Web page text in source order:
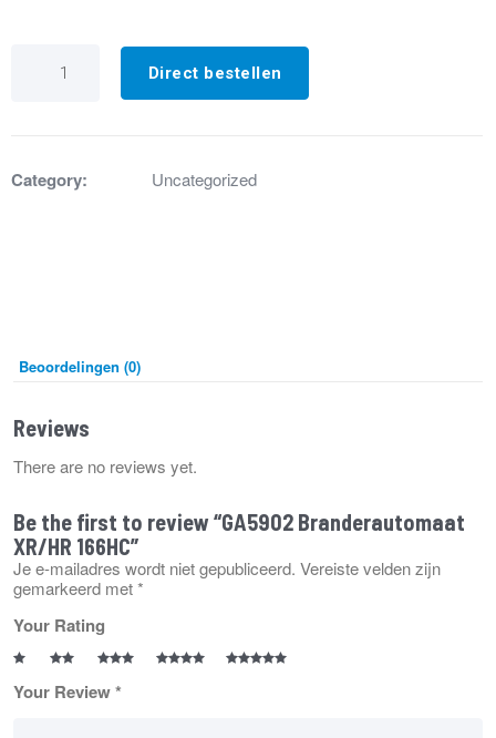
Branderautomaat
Direct bestellen
Category: Uncategorized
Beoordelingen (0)
Reviews
There are no reviews yet.
Be the first to review “GA5902 Branderautomaat
XR/HR 166HC”
Je e-mailadres wordt niet gepubliceerd. Vereiste velden zijn
gemarkeerd met*
Your Rating
Your Review*